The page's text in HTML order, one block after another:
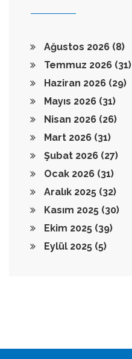
Ağustos 2026 (8)
Temmuz 2026 (31)
Haziran 2026 (29)
Mayıs 2026 (31)
Nisan 2026 (26)
Mart 2026 (31)
Şubat 2026 (27)
Ocak 2026 (31)
Aralık 2025 (32)
Kasım 2025 (30)
Ekim 2025 (39)
Eylül 2025 (5)